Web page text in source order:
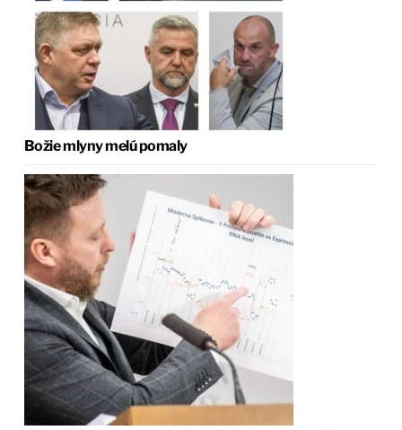
Božie mlyny melú pomaly